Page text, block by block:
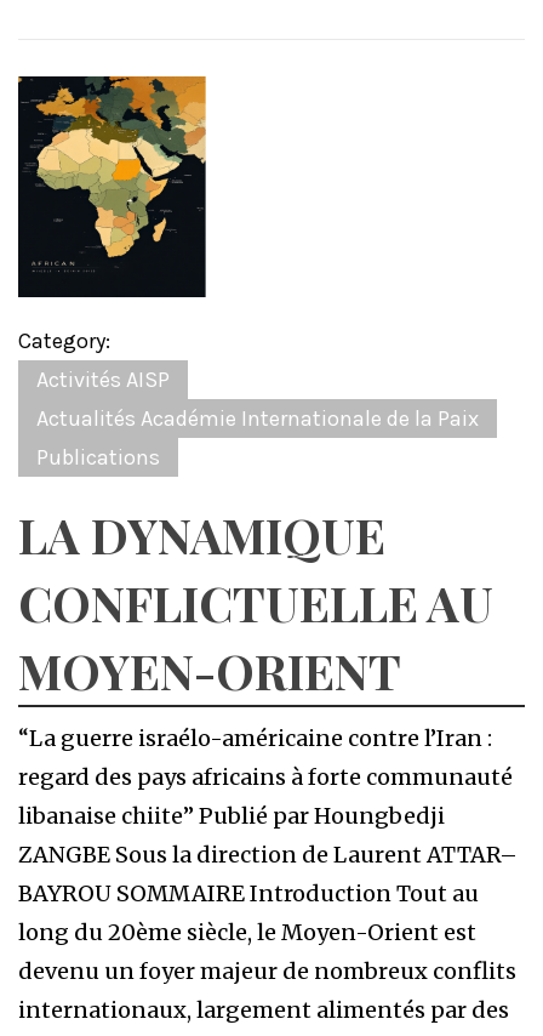
Category:
Activités AISP
Actualités Académie Internationale de la Paix
Publications
LA DYNAMIQUE
CONFLICTUELLE AU
MOYEN-ORIENT
“La guerre israélo-américaine contre l’Iran :
regard des pays africains à forte communauté
libanaise chiite” Publié par Houngbedji
ZANGBE Sous la direction de Laurent ATTAR–
BAYROU SOMMAIRE Introduction Tout au
long du 20ème siècle, le Moyen-Orient est
devenu un foyer majeur de nombreux conflits
internationaux, largement alimentés par des